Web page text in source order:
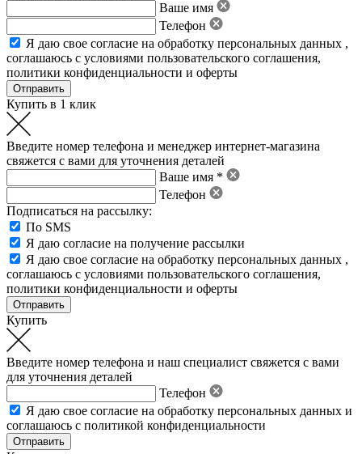
Ваше имя
Телефон
Я даю свое согласие на обработку персональных данных ,
соглашаюсь с условиями пользовательского соглашения,
политики конфиденциальности и оферты
Купить в 1 клик
Введите номер телефона и менеджер интернет-магазина
свяжется с вами для уточнения деталей
Ваше имя *
Телефон
Подписаться на рассылку:
По SMS
Я даю согласие на получение рассылки
Я даю свое согласие на обработку персональных данных ,
соглашаюсь с условиями пользовательского соглашения,
политики конфиденциальности и оферты
Купить
Введите номер телефона и наш специалист свяжется с вами
для уточнения деталей
Телефон
Я даю свое согласие на обработку персональных данных и
соглашаюсь с политикой конфиденциальности